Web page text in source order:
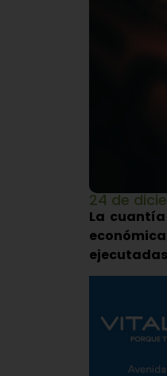
24 de
La
ejecutadas